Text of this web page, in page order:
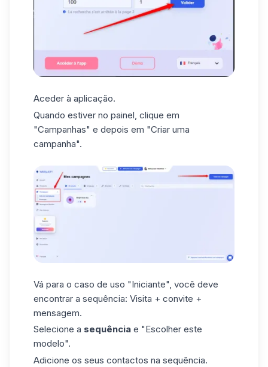
Aceder à aplicação.
Quando estiver no painel, clique em
"Campanhas" e depois em "Criar uma
campanha".
Vá para o caso de uso "Iniciante", você deve
encontrar a sequência: Visita + convite +
mensagem.
Selecione a sequência e "Escolher este
modelo".
Adicione os seus contactos na sequência.